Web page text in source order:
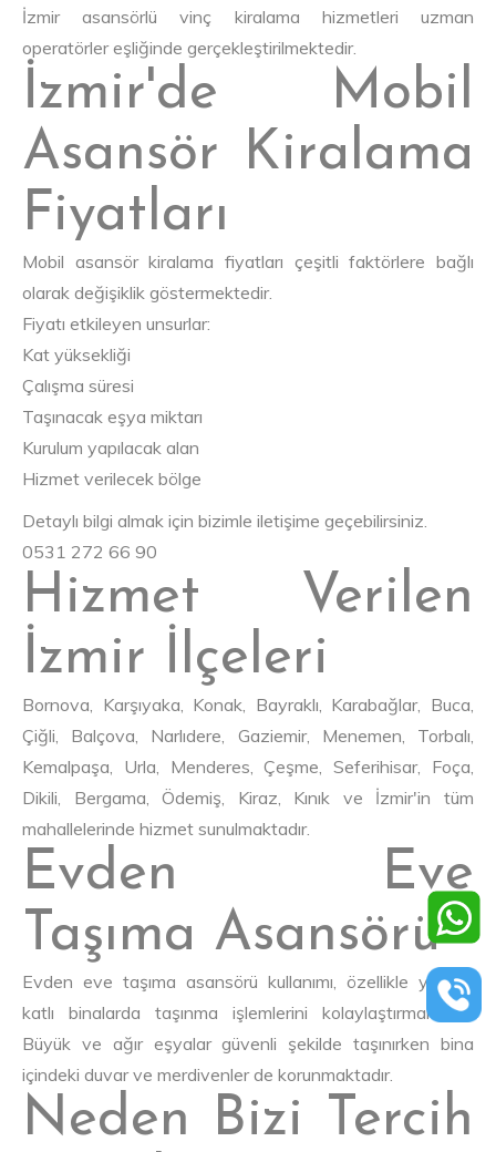
İzmir asansörlü vinç kiralama hizmetleri uzman
operatörler eşliğinde gerçekleştirilmektedir.
İzmir'de Mobil
Asansör Kiralama
Fiyatları
Mobil asansör kiralama fiyatları çeşitli faktörlere bağlı
olarak değişiklik göstermektedir.
Fiyatı etkileyen unsurlar:
Kat yüksekliği
Çalışma süresi
Taşınacak eşya miktarı
Kurulum yapılacak alan
Hizmet verilecek bölge
Detaylı bilgi almak için bizimle iletişime geçebilirsiniz.
0531 272 66 90
Hizmet Verilen
İzmir İlçeleri
Bornova, Karşıyaka, Konak, Bayraklı, Karabağlar, Buca,
Çiğli, Balçova, Narlıdere, Gaziemir, Menemen, Torbalı,
Kemalpaşa, Urla, Menderes, Çeşme, Seferihisar, Foça,
Dikili, Bergama, Ödemiş, Kiraz, Kınık ve İzmir'in tüm
mahallelerinde hizmet sunulmaktadır.
Evden Eve
Taşıma Asansörü
Evden eve taşıma asansörü kullanımı, özellikle yüksek
katlı binalarda taşınma işlemlerini kolaylaştırmaktadır.
Büyük ve ağır eşyalar güvenli şekilde taşınırken bina
içindeki duvar ve merdivenler de korunmaktadır.
Neden Bizi Tercih